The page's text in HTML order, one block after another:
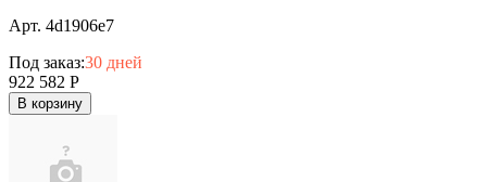
Арт. 4d1906e7
Под заказ:30 дней
922 582 Р
В корзину